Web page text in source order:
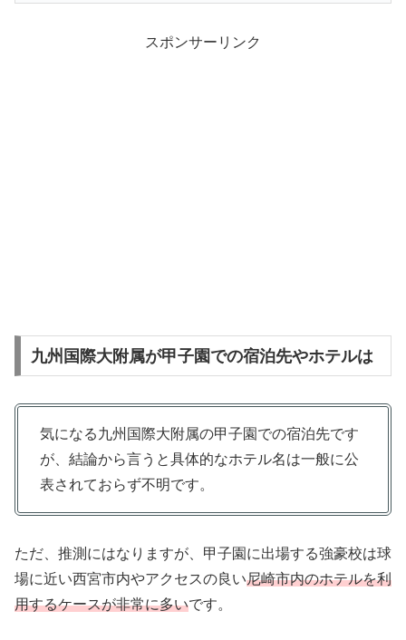
スポンサーリンク
九州国際大附属が甲子園での宿泊先やホテルは
気になる九州国際大附属の甲子園での宿泊先です
が、結論から言うと具体的なホテル名は一般に公
表されておらず不明です。
ただ、推測にはなりますが、甲子園に出場する強豪校は球
場に近い西宮市内やアクセスの良い尼崎市内のホテルを利
用するケースが非常に多いです。